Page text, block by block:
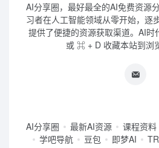
AI分享圈，最好最全的AI免费资源
习者在人工智能领域从零开始，逐
提供了便捷的资源获取渠道。AI时
或 ⌘ + D 收藏本站到浏
AI分享圈 最新AI资源 课程资料
学吧导航
豆包 即梦AI